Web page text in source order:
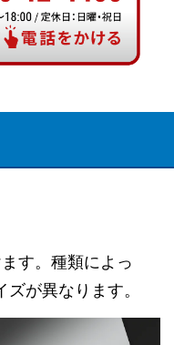
す。種類によっ
が異なります。